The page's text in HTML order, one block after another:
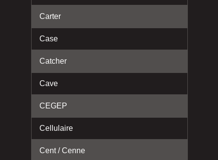
Carter
Case
Catcher
Cave
CEGEP
Cellulaire
Cent / Cenne